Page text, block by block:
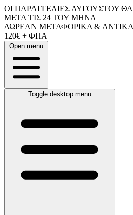
ΟΙ ΠΑΡΑΓΓΕΛΙΕΣ ΑΥΓΟΥΣΤΟΥ
ΜΕΤΑ ΤΙΣ 24 ΤΟΥ ΜΗΝΑ
ΔΩΡΕΑΝ ΜΕΤΑΦΟΡΙΚΑ &
120€ + ΦΠΑ
Open menu
Toggle desktop menu